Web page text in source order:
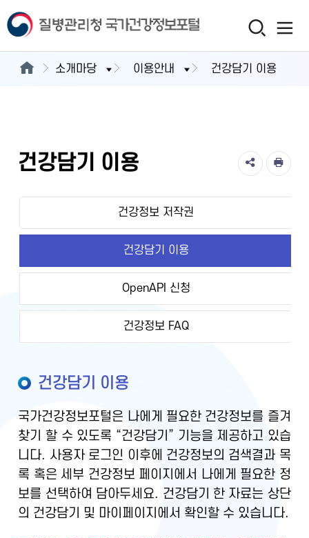
소개마당 이용안내 건강담기 이용
건강담기 이용
건강정보 저작권
건강담기 이용
OpenAPI 신청
건강정보 FAQ
건강담기 이용
국가건강정보포털은 나에게 필요한 건강정보를 즐겨
찾기 할 수 있도록 “건강담기” 기능을 제공하고 있습
니다. 사용자 로그인 이후에 건강정보의 검색결과 목
록 혹은 세부 건강정보 페이지에서 나에게 필요한 정
보를 선택하여 담아두세요. 건강담기 한 자료는 상단
의 건강담기 및 마이페이지에서 확인할 수 있습니다.